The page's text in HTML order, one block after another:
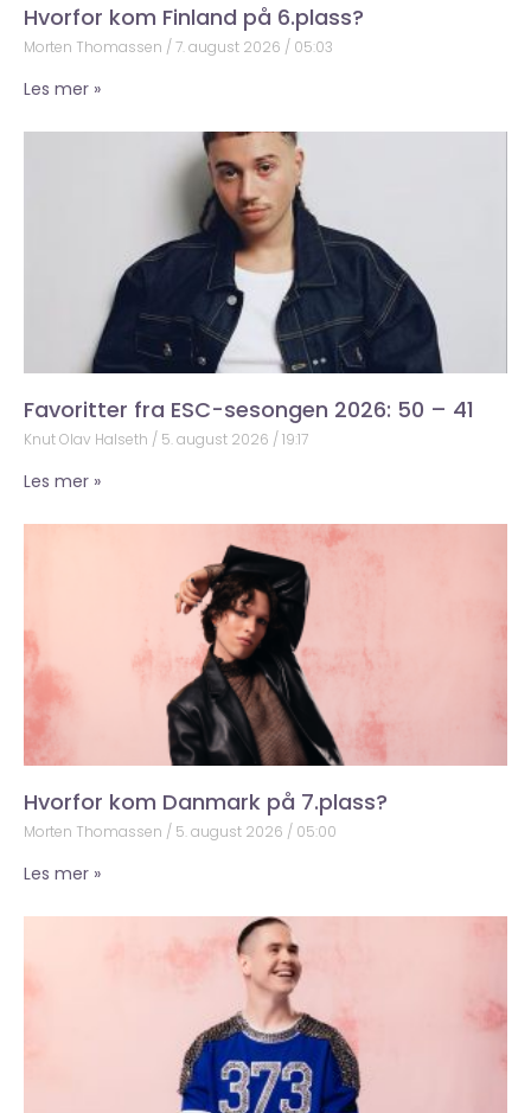
Hvorfor kom Finland på 6.plass?
Morten Thomassen 7. august 2026 05:03
Les mer »
Favoritter fra ESC-sesongen 2026: 50 – 41
Knut Olav Halseth 5. august 2026 19:17
Les mer »
Hvorfor kom Danmark på 7.plass?
Morten Thomassen 5. august 2026 05:00
Les mer »